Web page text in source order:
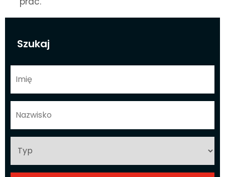
Szukaj